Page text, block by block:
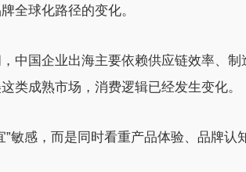
全球化路径的变化。
中国企业出海主要依赖供应链效率、
类成熟市场，消费逻辑已经发生变化。
”敏感，而是同时看重产品体验、品牌